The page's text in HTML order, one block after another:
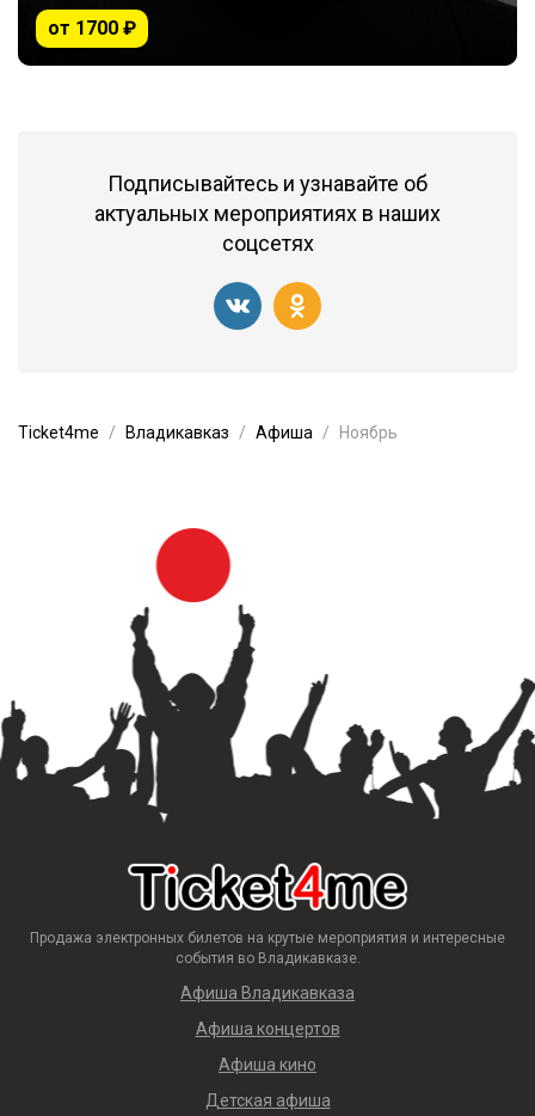
от 1700 ₽
Подписывайтесь и узнавайте об
актуальных мероприятиях в наших
соцсетях
Ticket4me Владикавказ Афиша Ноябрь
Продажа электронных билетов на крутые мероприятия и интересные
события во Владикавказе.
Афиша Владикавказа
Афиша концертов
Афиша кино
Детская афиша